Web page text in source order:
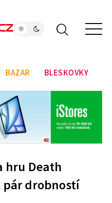
BAZAR BLESKOVKY
hru Death
drobností